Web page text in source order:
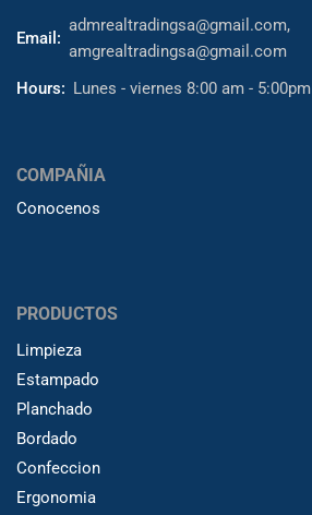
Email:
admrealtradingsa@gmail.com,
amgrealtradingsa@gmail.com
Hours: Lunes - viernes 8:00 am - 5:00pm
COMPAÑIA
Conocenos
PRODUCTOS
Limpieza
Estampado
Planchado
Bordado
Confeccion
Ergonomia